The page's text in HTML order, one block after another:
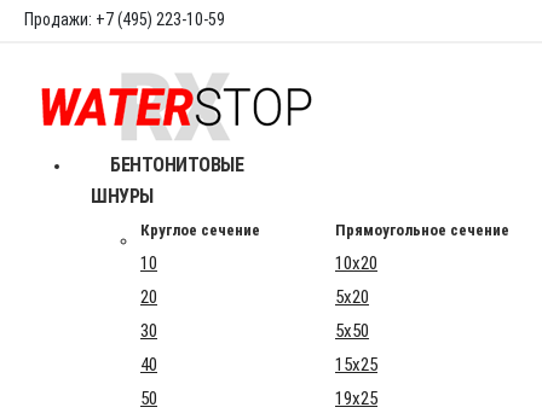
Продажи: +7 (495) 223-10-59
БЕНТОНИТОВЫЕ
ШНУРЫ
Круглое сечение Прямоугольное сечение
10
10x20
20
5x20
30
5x50
40
15x25
50
19x25